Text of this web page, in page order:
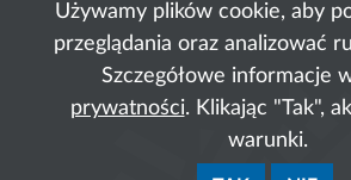
Używamy plików cookie, aby
przeglądania oraz analizować
Szczegółowe informacje
prywatności. Klikając "Tak",
warunki.